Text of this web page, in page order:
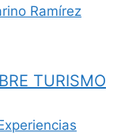
Ramírez
TURISMO